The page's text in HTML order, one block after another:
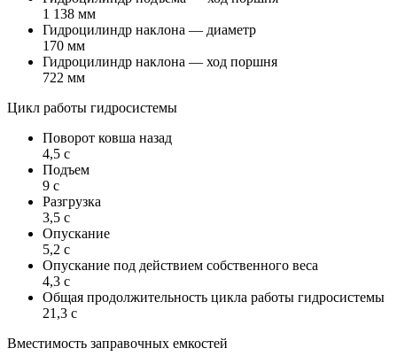
1 138 мм
Гидроцилиндр наклона — диаметр
170 мм
Гидроцилиндр наклона — ход поршня
722 мм
Цикл работы гидросистемы
Поворот ковша назад
4,5 с
Подъем
9 с
Разгрузка
3,5 с
Опускание
5,2 с
Опускание под действием собственного веса
4,3 с
Общая продолжительность цикла работы гидросистемы
21,3 с
Вместимость заправочных емкостей